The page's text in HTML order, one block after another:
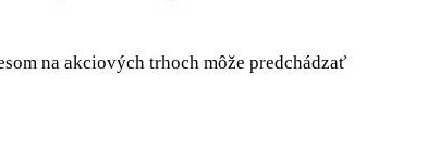
na akciových trhoch môže predchádzať